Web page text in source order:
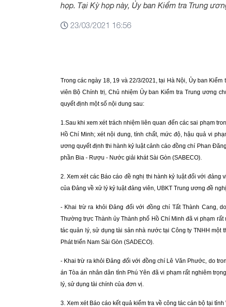
họp. Tại Kỳ họp này, Ủy ban Kiểm tra Trung
23/03/2021 16:56
Trong các ngày 18, 19 và 22/3/2021, tại Hà Nội, Ủy ban
viên Bộ Chính trị, Chủ nhiệm Ủy ban Kiểm tra Trung ương
quyết định một số nội dung sau:
1 Sau khi xem xét trách nhiệm liên quan đến các sai phạm
Hồ Chí Minh; xét nội dung, tính chất, mức độ, hậu quả vi
ương quyết định thi hành kỷ luật cảnh cáo đồng chí Phan
phần Bia - Rượu - Nước giải khát Sài Gòn (SABECO).
2 . Xem xét các Báo cáo đề nghị thi hành kỷ luật đối với đảng
của Đảng về xử lý kỷ luật đảng viên, UBKT Trung ương đề
- Khai trừ ra khỏi Đảng đối với đồng chí Tất Thành Cang,
Thường trực Thành ủy Thành phố Hồ Chí Minh đã vi phạm
tác quản lý, sử dụng tài sản nhà nước tại Công ty TNHH một
Phát triển Nam Sài Gòn (SADECO).
- Khai trừ ra khỏi Đảng đối với đồng chí Lê Văn Phước, do
án Tòa án nhân dân tỉnh Phú Yên đã vi phạm rất nghiêm
lý, sử dụng tài chính của đơn vị.
3. Xem xét Báo cáo kết quả kiểm tra về công tác cán bộ tại